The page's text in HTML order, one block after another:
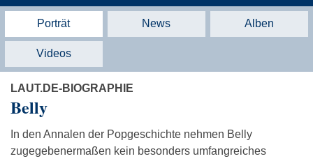
Porträt News Alben
Videos
LAUT.DE-BIOGRAPHIE
Belly
In den Annalen der Popgeschichte nehmen Belly
zugegebenermaßen kein besonders umfangreiches